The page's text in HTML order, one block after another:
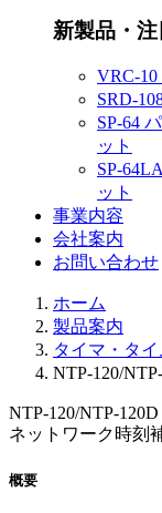
新製品・
VRC-
SRD-
SP-64
ット
SP-
ット
事業内容
会社案内
お問い合わせ
ホーム
製品案内
タイマ・タ
NTP-120/
NTP-120/NTP-120D
ネットワーク時刻
概要